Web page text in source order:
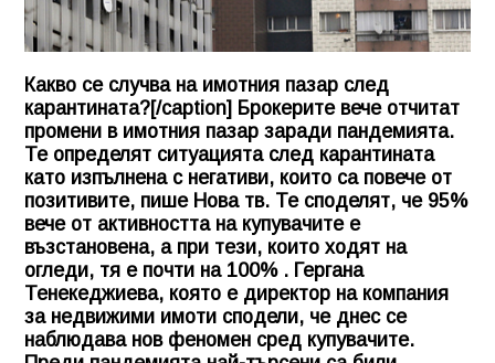
Какво се случва на имотния пазар след
карантината?[/caption] Брокерите вече отчитат
промени в имотния пазар заради пандемията.
Те определят ситуацията след карантината
като изпълнена с негативи, които са повече от
позитивите, пише Нова тв. Те споделят, че 95%
вече от активността на купувачите е
възстановена, а при тези, които ходят на
огледи, тя е почти на 100% . Гергана
Тенекеджиева, която е директор на компания
за недвижими имоти сподели, че днес се
наблюдава нов феномен сред купувачите.